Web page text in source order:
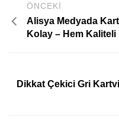
ÖNCEKI
Alisya Medyada
Kolay – Hem
Dikkat Çekici Gri